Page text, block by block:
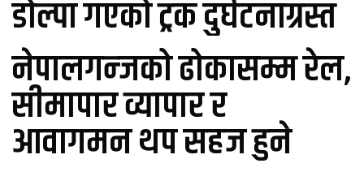
डोल्पा गएको ट्रक दुर्घटनाग्रस्त
नेपालगन्जको ढोकासम्म रेल,
सीमापार व्यापार र
आवागमन थप सहज हुने